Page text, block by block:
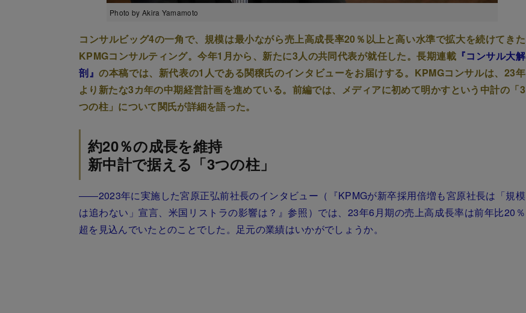
Photo by Akira Yamamoto
コンサルビッグ4の一角で、規模は最小ながら売上高成長率20％以上と高い水準で拡大を続けてきた
KPMGコンサルティング。今年1月から、新たに3人の共同代表が就任した。長期連載 『コンサル大解
剖』の本稿では、新代表の1人である関穣氏のインタビューをお届けする。KPMGコンサルは、23年
より新たな3カ年の中期経営計画を進めている。前編では、メディアに初めて明かすという中計の「3
つの柱」について関氏が詳細を語った。
約20％の成長を維持
新中計で据える「3つの柱」
――2023年に実施した宮原正弘前社長のインタビュー（ 『KPMGが新卒採用倍増も宮原社長は「規模
は追わない」宣言、米国リストラの影響は？』参照）では、23年6月期の売上高成長率は前年比20％
超を見込んでいたとのことでした。足元の業績はいかがでしょうか。